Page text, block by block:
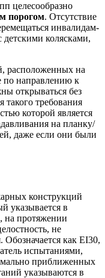
целесообразно
порогом. Отсутствие
инвалидам-
детскими колясками,
расположенных на
по направлению к
открываться без
такого требования
которой является
на планку/
даже если они были
конструкций
указывается в
на протяжении
не
как EI30,
испытаниями,
приближенных
указываются в